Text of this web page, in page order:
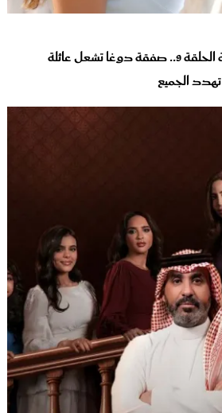
مسلسل قانون الطبيعة الحلقة 9.. صفقة دوغا تشعل عائلة
الجميع